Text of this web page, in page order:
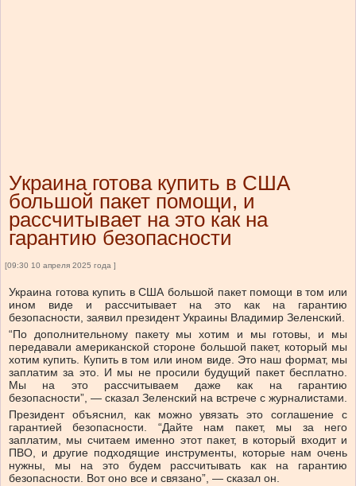
Украина готова купить в США
большой пакет помощи, и
рассчитывает на это как на
гарантию безопасности
[09:30 10 апреля 2025 года ]
Украина готова купить в США большой пакет помощи в том или
ином виде и рассчитывает на это как на гарантию
безопасности, заявил президент Украины Владимир Зеленский.
“По дополнительному пакету мы хотим и мы готовы, и мы
передавали американской стороне большой пакет, который мы
хотим купить. Купить в том или ином виде. Это наш формат, мы
заплатим за это. И мы не просили будущий пакет бесплатно.
Мы на это рассчитываем даже как на гарантию
безопасности”, — сказал Зеленский на встрече с журналистами.
Президент объяснил, как можно увязать это соглашение с
гарантией безопасности. “Дайте нам пакет, мы за него
заплатим, мы считаем именно этот пакет, в который входит и
ПВО, и другие подходящие инструменты, которые нам очень
нужны, мы на это будем рассчитывать как на гарантию
безопасности. Вот оно все и связано”, — сказал он.